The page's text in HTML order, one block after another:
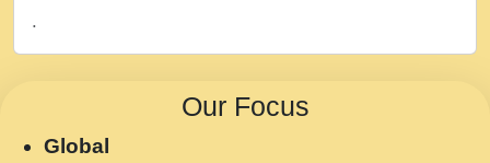
Chahe Ram Ho Chahe Shyam Ho.mp3
मझ अपन जवन बनन न आय, रठ हर क मनन न आय
.
Our Focus
Global